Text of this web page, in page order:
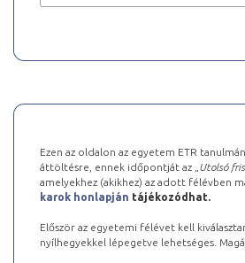
Ezen az oldalon az egyetem ETR
áttöltésre, ennek időpontját az „ Utolsó
amelyekhez (akikhez) az adott félévben
karok honlapján tájékozódhat.
Először az egyetemi félévet kell
nyílhegyekkel lépegetve lehetséges.